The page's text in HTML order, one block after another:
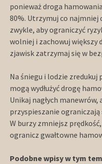
ponieważ droga
80%. Utrzymuj co
zwykle, aby ograniczyć
wolniej i zachowuj większy
zjawisk zatrzymaj się w
Na śniegu i lodzie zredukuj
mogą wydłużyć drogę
Unikaj nagłych manewrów,
przyspieszanie
W burzy zmniejsz
ogranicz gwałtowne
Podobne wpisy w tym